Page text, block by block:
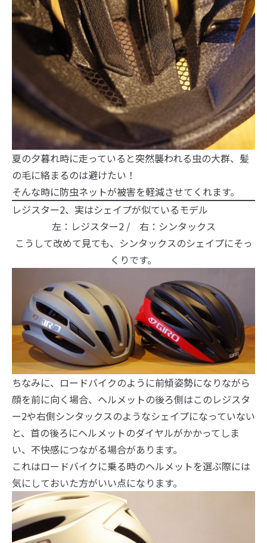
夏の夕暮れ時に走っていると突然襲われる虫の大群、髪
の毛に絡まるのは避けたい！
そんな時に防虫ネットが被害を軽減させてくれます。
レジスター2、実はシェイプが似ているモデル
左：レジスター2 / 右：シンタックス
こうして改めて見ても、シンタックスのシェイプにそっ
くりです。
ちなみに、ロードバイクのように前傾姿勢になりながら
顔を前に向く場合、ヘルメットの後ろ側はこのレジスタ
ー2や右側シンタックスのようなシェイプになっていない
と、首の後ろにヘルメットのダイヤルがかかってしま
い、不快感につながる場合があります。
これはロードバイクに乗る時のヘルメットを選ぶ際には
気にしておいた方がいい点になります。